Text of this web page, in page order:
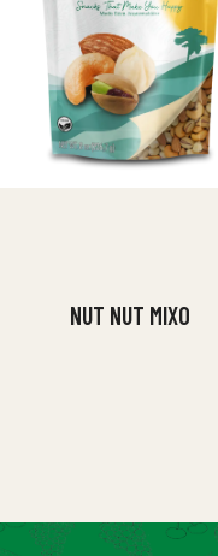
NUT NUT MIXO